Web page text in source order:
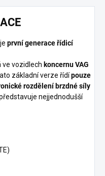
první generace řídicí
ve vozidlech koncernu VAG
základní verze řídípouze
rozdělení brzdné síly
nejjednodušší